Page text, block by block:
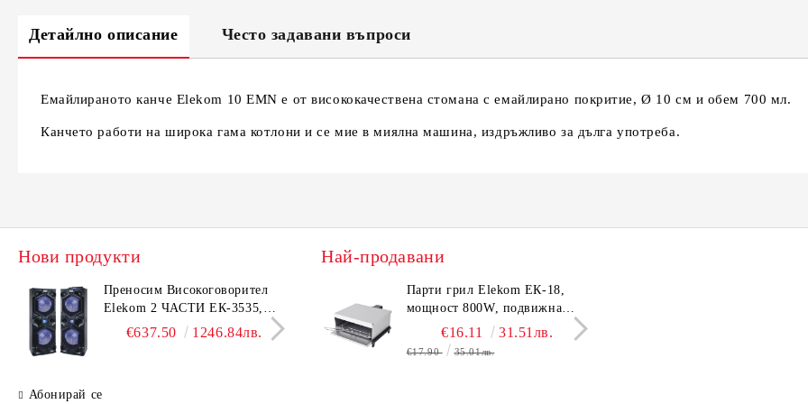
Детайлно описание Често задавани въпроси
Емайлираното канче Elekom 10 EMN е от висококачествена стомана с емайлирано покритие, Ø 10 см и обем 700 мл.
Канчето работи на широка гама котлони и се мие в миялна машина, издръжливо за дълга употреба.
Нови продукти
Преносим Високоговорител
Elekom 2 ЧАСТИ ЕК-3535,
500W, Bluetooth, Bluetooth,
USB, Караоке, 2 микрофона,
€637.50 1246.84лв.
Електрическа Кана Elekom
ЕК-1600 N, 1,6L,1500W, Цял
Безшевен вътрешен иноксов
корпус
€15.50 30.32лв.
Абонирай се
Най-продавани
Парти грил Elekom ЕК-18,
мощност 800W, подвижна
тавичка, медно покритие на
реотана
€16.11 31.51лв.
€17.90 35.01лв.